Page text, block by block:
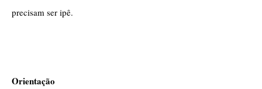
precisam ser ipê.
Orientação